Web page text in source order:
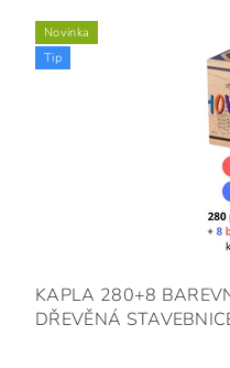
Novinka
Tip
KAPLA 280+8
DŘEVĚNÁ